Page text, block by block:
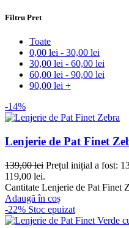
Filtru Pret
Toate
0,00 lei - 30,00 lei
30,00 lei - 60,00 lei
60,00 lei - 90,00 lei
90,00 lei +
-14%
Lenjerie de Pat Finet
139,00lei Prețul inițial a fost:
119,00 lei.
Cantitate Lenjerie de Pat Finet
Adaugă în coș
-22% Stoc epuizat